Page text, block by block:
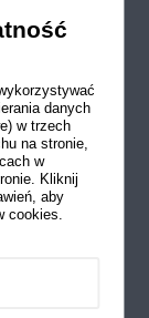
danych
w trzech
na stronie,
w
Kliknij
aby
cookies.